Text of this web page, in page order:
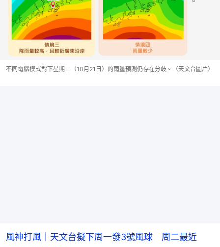
不同電腦模式對下星期二（10月21日）的雨量預測仍存在分歧。（天文台圖片）
風神打風｜天文台擬下周一發3號風球 周二最近